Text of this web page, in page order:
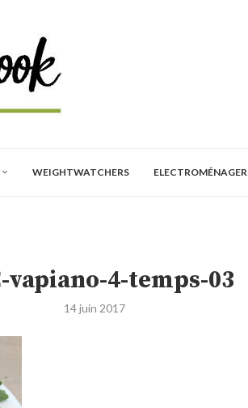
WEIGHTWATCHERS ELECTROMÉNAGER
vapiano-4-temps-03
14 juin 2017